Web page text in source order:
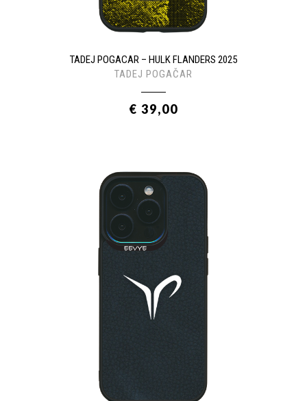
TADEJ POGACAR – HULK FLANDERS 2025
TADEJ POGAČAR
€ 39,00